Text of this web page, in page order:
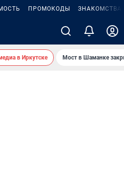
ПРОМОКОДЫ ЗНАКОМСТВА
в Иркутске Мост в Шаманке